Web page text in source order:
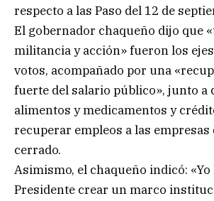
respecto a las Paso del 12 de
El gobernador chaqueño dijo que
militancia y acción» fueron los
votos, acompañado por una
fuerte del salario público», junto a
alimentos y medicamentos y
recuperar empleos a las empresas
cerrado.
Asimismo, el chaqueño indicó:
Presidente crear un marco